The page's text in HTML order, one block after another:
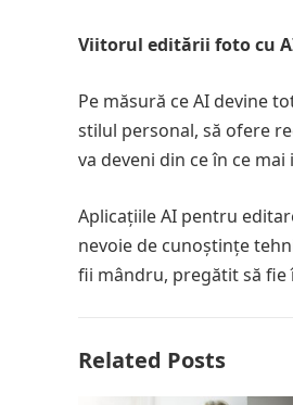
Viitorul editării foto cu
Pe măsură ce AI devine
stilul personal, să ofere
va deveni din ce în ce
Aplicațiile AI pentru
nevoie de cunoștințe
fii mândru, pregătit să
Related Posts